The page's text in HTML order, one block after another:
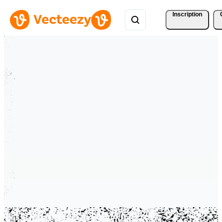
Inscription